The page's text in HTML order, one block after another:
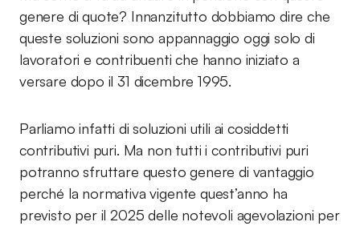
genere di quote? Innanzitutto dobbiamo dire che
queste soluzioni sono appannaggio oggi solo di
lavoratori e contribuenti che hanno iniziato a
versare dopo il 31 dicembre 1995.
Parliamo infatti di soluzioni utili ai cosiddetti
contributivi puri. Ma non tutti i contributivi puri
potranno sfruttare questo genere di vantaggio
perché la normativa vigente quest’anno ha
previsto per il 2025 delle notevoli agevolazioni per